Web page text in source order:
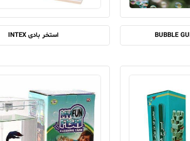
استخر بادی INTEX